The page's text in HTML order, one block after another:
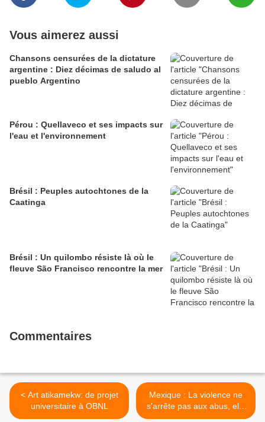
Vous aimerez aussi
Chansons censurées de la dictature
argentine : Diez décimas de saludo al
pueblo Argentino
Pérou : Quellaveco et ses impacts sur
l'eau et l'environnement
Brésil : Peuples autochtones de la
Caatinga
Brésil : Un quilombo résiste là où le
fleuve São Francisco rencontre la mer
Commentaires
< Art atikamekw: de projet
universitaire à OBNL
Mexique : La violence ne
s'arrête pas aux abus, elle
se poursuit à travers les